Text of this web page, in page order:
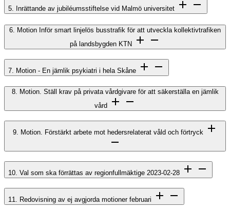
5. Inrättande av jubiléumsstiftelse vid Malmö universitet
6. Motion Inför smart linjelös busstrafik för att utveckla kollektivtrafiken
på landsbygden KTN
7. Motion - En jämlik psykiatri i hela Skåne
8. Motion. Ställ krav på privata vårdgivare för att säkerställa en jämlik
vård
9. Motion. Förstärkt arbete mot hedersrelaterat våld och förtryck
10. Val som ska förrättas av regionfullmäktige 2023-02-28
11. Redovisning av ej avgjorda motioner februari